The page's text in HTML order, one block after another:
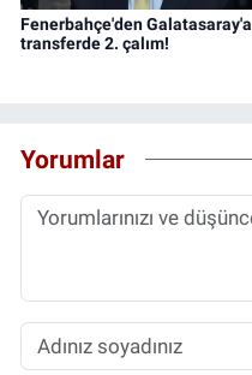
Fenerbahçe'den Galatasaray'a
transferde 2. çalım!
Yorumlar